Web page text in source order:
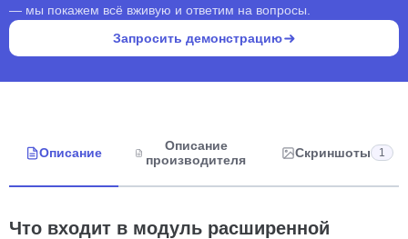
— мы покажем всё вживую и ответим на вопросы.
Запросить демонстрацию
Описание
Описание
производителя
Скриншоты 1
Что входит в модуль расширенной